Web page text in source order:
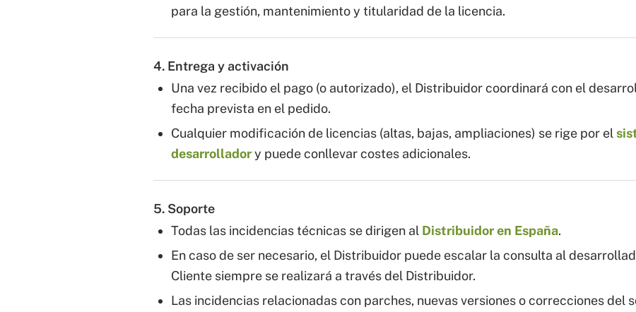
para la gestión, mantenimiento y titularidad de la licencia.
4. Entrega y activación
Una vez recibido el pago (o autorizado), el Distribuidor coordinará con el
fecha prevista en el pedido.
Cualquier modificación de licencias (altas, bajas, ampliaciones) se rige por el
desarrolladory puede conllevar costes adicionales.
5. Soporte
Todas las incidencias técnicas se dirigen al Distribuidor en España.
En caso de ser necesario, el Distribuidor puede escalar la consulta al
Cliente siempre se realizará a través del Distribuidor.
Las incidencias relacionadas con parches, nuevas versiones o correcciones del